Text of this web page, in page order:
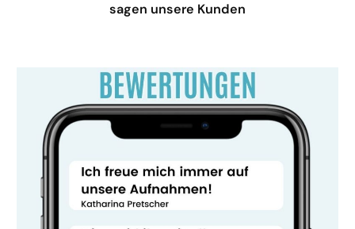
sagen unsere Kunden